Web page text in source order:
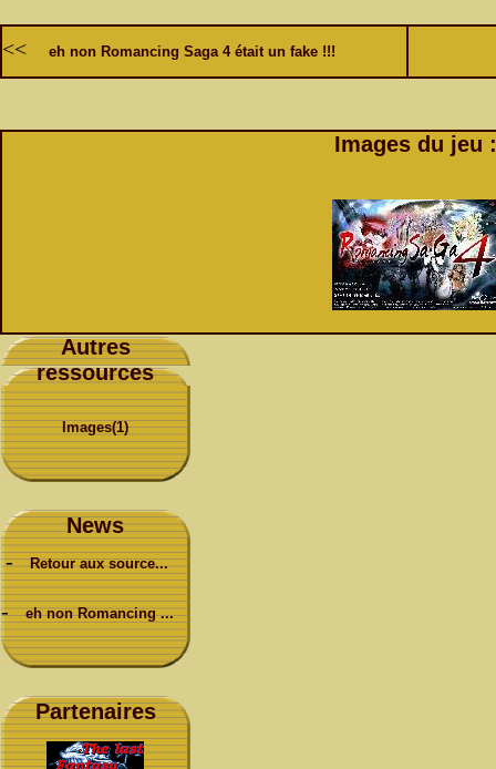
<< eh non Romancing Saga 4 était un fake !!!
Images du jeu :
Autres
ressources
Images(1)
News
-
Retour aux source...
- eh non Romancing ...
Partenaires